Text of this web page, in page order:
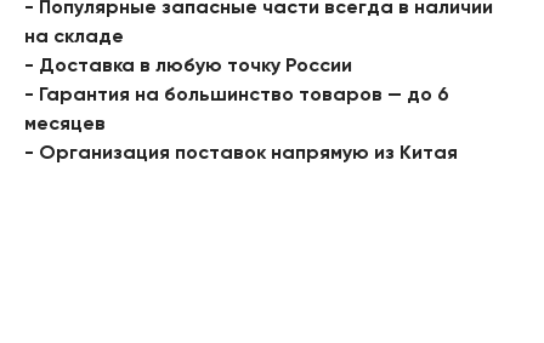
- Популярные запасные части всегда в наличии
на складе
- Доставка в любую точку России
- Гарантия на большинство товаров — до 6
месяцев
- Организация поставок напрямую из Китая